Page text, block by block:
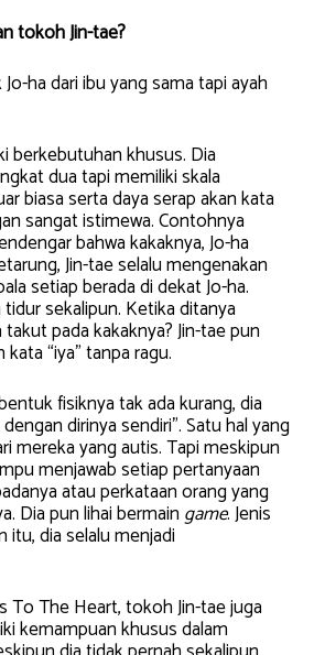
tokoh Jin-tae?
ha dari ibu yang sama tapi ayah
berkebutuhan khusus. Dia
dua tapi memiliki skala
biasa serta daya serap akan kata
sangat istimewa. Contohnya
bahwa kakaknya, Jo-ha
Jin-tae selalu mengenakan
setiap berada di dekat Jo-ha.
sekalipun. Ketika ditanya
pada kakaknya? Jin-tae pun
“iya” tanpa ragu.
fisiknya tak ada kurang, dia
dirinya sendiri”. Satu hal yang
mereka yang autis. Tapi meskipun
menjawab setiap pertanyaan
atau perkataan orang yang
Dia pun lihai bermaingame. Jenis
itu, dia selalu menjadi
To The Heart, tokoh Jin-tae juga
kemampuan khusus dalam